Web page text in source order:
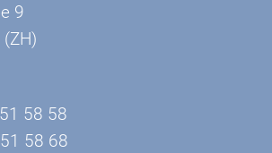
9
58 58
58 68